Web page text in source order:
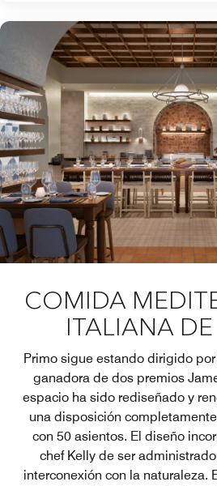
COMIDA
ITALIANA
Primo sigue estando dirigido
ganadora de dos premios
espacio ha sido rediseñado y
una disposición
con 50 asientos. El diseño
chef Kelly de ser
interconexión con la naturaleza.